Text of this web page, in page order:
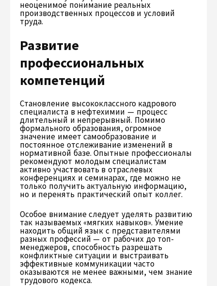
неоценимое понимание реальных
производственных процессов и условий
труда.
Развитие
профессиональных
компетенций
Становление высококлассного кадрового
специалиста в нефтехимии — процесс
длительный и непрерывный. Помимо
формального образования, огромное
значение имеет самообразование и
постоянное отслеживание изменений в
нормативной базе. Опытные профессионалы
рекомендуют молодым специалистам
активно участвовать в отраслевых
конференциях и семинарах, где можно не
только получить актуальную информацию,
но и перенять практический опыт коллег.
Особое внимание следует уделять развитию
так называемых «мягких навыков». Умение
находить общий язык с представителями
разных профессий — от рабочих до топ-
менеджеров, способность разрешать
конфликтные ситуации и выстраивать
эффективные коммуникации часто
оказываются не менее важными, чем знание
трудового кодекса.